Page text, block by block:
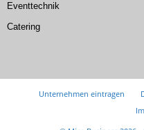
Eventtechnik
Catering
Unternehmen eintragen